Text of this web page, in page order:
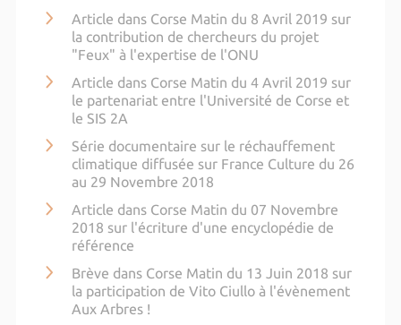
Article dans Corse Matin du 8 Avril 2019 sur
la contribution de chercheurs du projet
"Feux" à l'expertise de l'ONU
Article dans Corse Matin du 4 Avril 2019 sur
le partenariat entre l'Université de Corse et
le SIS 2A
Série documentaire sur le réchauffement
climatique diffusée sur France Culture du 26
au 29 Novembre 2018
Article dans Corse Matin du 07 Novembre
2018 sur l'écriture d'une encyclopédie de
référence
Brève dans Corse Matin du 13 Juin 2018 sur
la participation de Vito Ciullo à l'évènement
Aux Arbres !